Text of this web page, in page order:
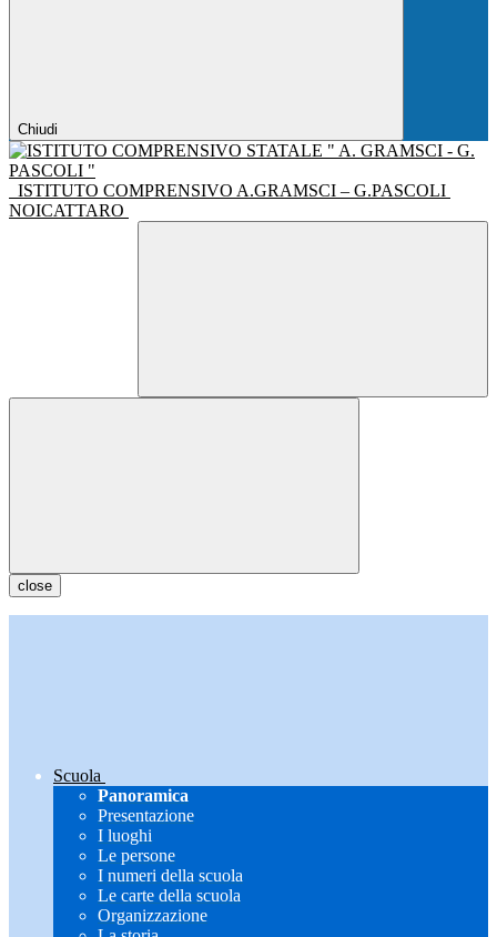
Chiudi
ISTITUTO COMPRENSIVO A.GRAMSCI – G.PASCOLI
NOICATTARO
close
Scuola
Panoramica
Presentazione
I luoghi
Le persone
I numeri della scuola
Le carte della scuola
Organizzazione